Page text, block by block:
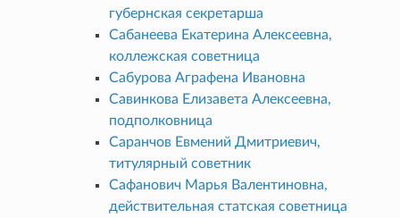
губернская секретарша
Сабанеева Екатерина Алексеевна,
коллежская советница
Сабурова Аграфена Ивановна
Савинкова Елизавета Алексеевна,
подполковница
Саранчов Евмений Дмитриевич,
титулярный советник
Сафанович Марья Валентиновна,
действительная статская советница